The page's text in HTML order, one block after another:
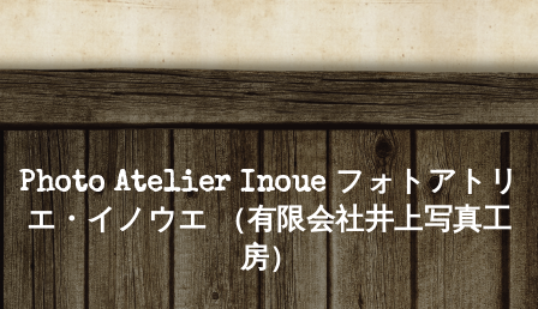
Photo Atelier Inoue フォトアトリ
エ・イノウエ （有限会社井上写真工
房）